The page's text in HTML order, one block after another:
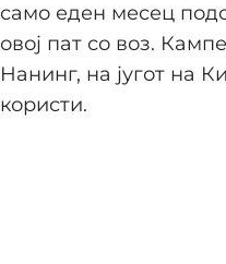
само еден месец
овој пат со воз.
Нанинг, на југот на
користи.